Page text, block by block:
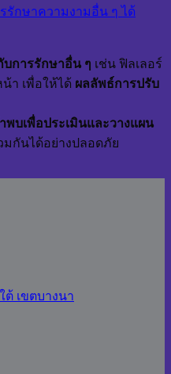
รักษาความงามอื่น ๆ ได้
การรักษาอื่น ๆ เช่น ฟิลเลอร์
น้า เพื่อให้ได้ ผลลัพธ์การปรับ
พบเพื่อประเมินและวางแผน
มกันได้อย่างปลอดภัย
ต้ เขตบางนา